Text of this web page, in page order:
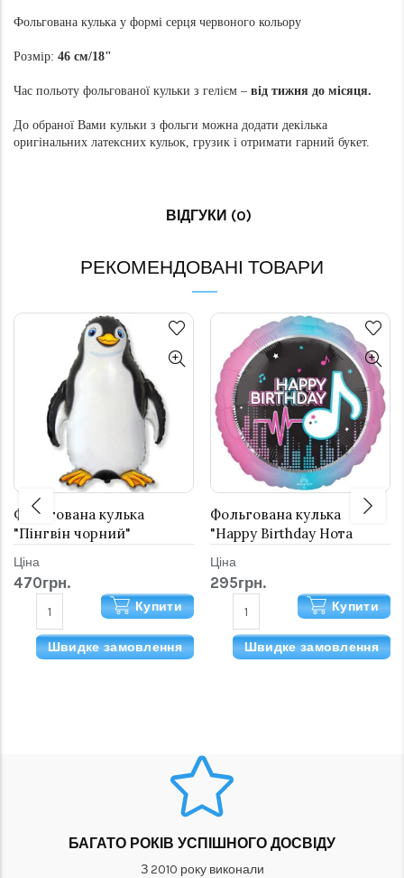
Фольгована кулька у формі серця червоного кольору
Розмір: 46 см/18"
Час польоту фольгованої кульки з гелієм – від тижня до місяця.
До обраної Вами кульки з фольги можна додати декілька
оригінальних латексних кульок, грузик і отримати гарний букет.
ВІДГУКИ (0)
РЕКОМЕНДОВАНІ ТОВАРИ
Фольгована кулька
"Пінгвін чорний"
Ціна
470грн.
Купити
Швидке замовлення
Фольгована кулька
"Happy Birthday Нота
Ціна
295грн.
Купити
Швидке замовлення
БАГАТО РОКІВ УСПІШНОГО ДОСВІДУ
З 2010 року виконали